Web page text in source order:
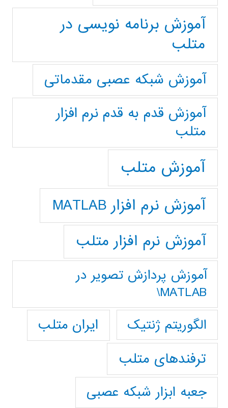
آموزش برنامه نویسی در
متلب
آموزش شبکه عصبی مقدماتی
آموزش قدم به قدم نرم افزار
متلب
آموزش متلب
آموزش نرم افزار MATLAB
آموزش نرم افزار متلب
آموزش پردازش تصوير در
MATLAB\
الگوریتم ژنتیک
ایران متلب
ترفندهای متلب
جعبه ابزار شبکه عصبی